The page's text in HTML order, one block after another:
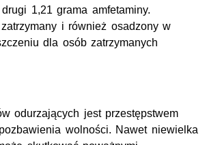
1,21 grama amfetaminy.
zatrzymany i również osadzony w
dla osób zatrzymanych
odurzających jest przestępstwem
wolności. Nawet niewielka